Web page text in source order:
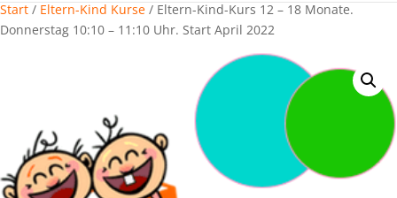
Start / Eltern-Kind Kurse / Eltern-Kind-Kurs 12 – 18 Monate.
Donnerstag 10:10 – 11:10 Uhr. Start April 2022